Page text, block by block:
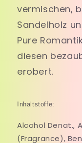
vermischen,
Sandelholz
Pure
diesen
erobert.
Inhaltstoffe:
Alcohol Denat.,
(Fragrance),